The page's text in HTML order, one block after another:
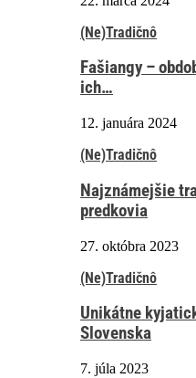
(Ne)Tradičnô
Fašiangy –
ich…
12. januára 2024
(Ne)Tradičnô
Najznámejšie
predkovia
27. októbra 2023
(Ne)Tradičnô
Unikátne
Slovenska
7. júla 2023